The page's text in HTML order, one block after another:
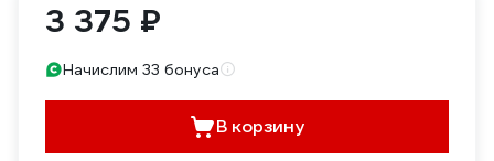
3 375 ₽
Начислим 33 бонуса
В корзину